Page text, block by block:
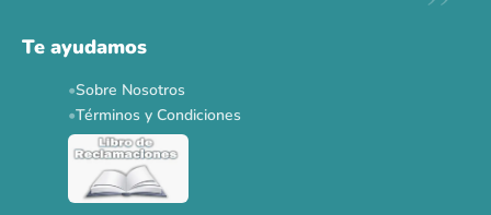
Ver todas las promos 🐾
Te ayudamos
Sobre Nosotros
Términos y Condiciones